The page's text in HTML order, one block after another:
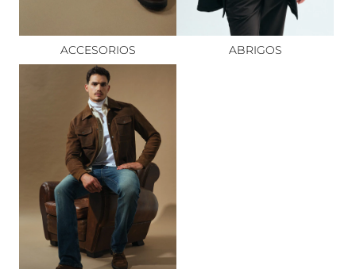
ACCESORIOS ABRIGOS